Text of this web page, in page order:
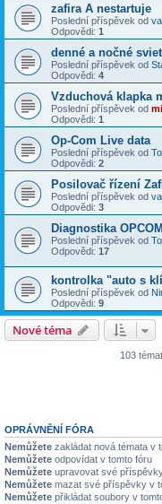
zafira A nestartuje
Poslední příspěvek od
Odpovědi: 1
denné a nočné
Poslední příspěvek od
Odpovědi: 4
Vzduchová klapka
Poslední příspěvek od
Odpovědi: 1
Op-Com Live data
Poslední příspěvek od
Odpovědi: 2
Posilovač řízení
Poslední příspěvek od
Odpovědi: 3
Diagnostika
Poslední příspěvek od
Odpovědi: 17
kontrolka "auto s
Poslední příspěvek od
Odpovědi: 9
Nové téma
103 témat
OPRÁVNĚNÍ FÓRA
Nemůžete zakládat nová témata v
Nemůžete odpovídat v tomto fóru
Nemůžete upravovat své
Nemůžete mazat své příspěvky v
Nemůžete přikládat soubory v